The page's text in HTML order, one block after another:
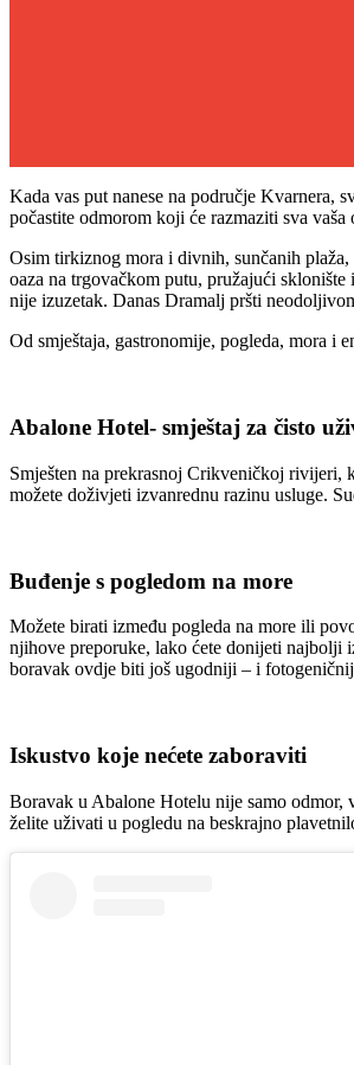
Kada vas put nanese na područje Kvarnera,
počastite odmorom koji će razmaziti sva vaša
Osim tirkiznog mora i divnih, sunčanih
oaza na trgovačkom putu, pružajući
nije izuzetak. Danas Dramalj pršti
Od smještaja, gastronomije, pogleda, mora i
Abalone Hotel- smještaj za čisto
Smješten na prekrasnoj Crikveničkoj rivijeri,
možete doživjeti izvanrednu razinu usluge.
Buđenje s pogledom na more
Možete birati između pogleda na more ili
njihove preporuke, lako ćete donijeti najbolji
boravak ovdje biti još ugodniji – i
Iskustvo koje nećete zaboraviti
Boravak u Abalone Hotelu nije samo odmor,
želite uživati u pogledu na beskrajno